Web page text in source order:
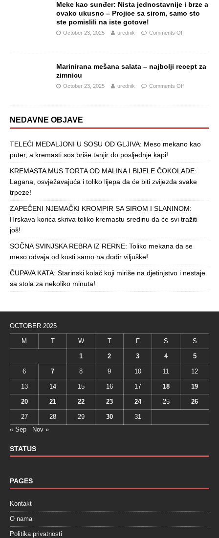
Meke kao sunđer: Nista jednostavnije i brze a
ovako ukusno – Projice sa sirom, samo sto
ste pomislili na iste gotove!
October 23, 2025 urednik Comments Off
Marinirana mešana salata – najbolji recept za
zimnicu
October 23, 2025 urednik Comments Off
NEDAVNE OBJAVE
TELEĆI MEDALJONI U SOSU OD GLJIVA: Meso mekano kao
puter, a kremasti sos briše tanjir do posljednje kapi!
KREMASTA MUS TORTA OD MALINA I BIJELE ČOKOLADE:
Lagana, osvježavajuća i toliko lijepa da će biti zvijezda svake
trpeze!
ZAPEČENI NJEMAČKI KROMPIR SA SIROM I SLANINOM:
Hrskava korica skriva toliko kremastu sredinu da će svi tražiti
još!
SOČNA SVINJSKA REBRA IZ RERNE: Toliko mekana da se
meso odvaja od kosti samo na dodir viljuške!
ČUPAVA KATA: Starinski kolač koji miriše na djetinjstvo i nestaje
sa stola za nekoliko minuta!
OCTOBER 2025
M T W T F S S
1 2 3 4 5
6 7 8 9 10 11 12
13 14 15 16 17 18 19
20 21 22 23 24 25 26
27 28 29 30
31
« Sep
Nov »
STATUS
PAGES
Kontakt
O nama
Politika privatnosti